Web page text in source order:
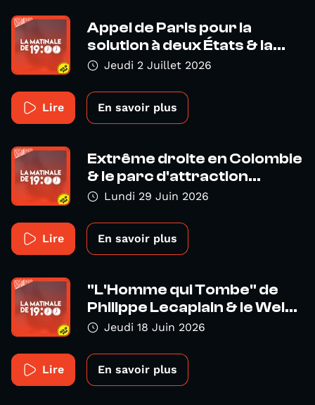
Appel de Paris pour la
solution à deux États & la...
Jeudi 2 Juillet 2026
Lire En savoir plus
Extrême droite en Colombie
& le parc d'attraction...
Lundi 29 Juin 2026
Lire En savoir plus
"L'Homme qui Tombe" de
Philippe Lecaplain & le Wel...
Jeudi 18 Juin 2026
Lire En savoir plus